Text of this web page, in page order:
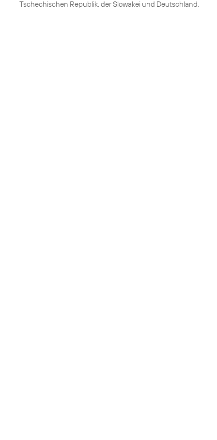
Tschechischen Republik, der Slowakei und Deutschland.